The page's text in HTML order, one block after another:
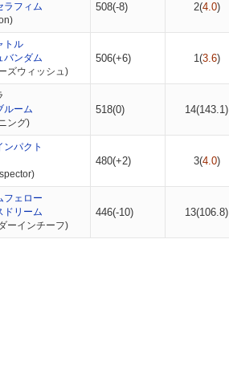
ラフィム
508(-8) 2(4.0)
トル
バンダム
ズウィッシュ)
506(+6) 1(3.6)
ルーム
ング)
518(0) 14(143.1)
ンパクト
480(+2) 3(4.0)
フェロー
ドリーム
ーインチーフ)
446(-10) 13(106.8)